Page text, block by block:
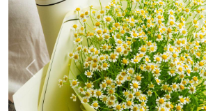
Назад